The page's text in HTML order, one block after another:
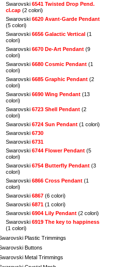
Swarovski 6541 Twisted Drop Pend.
cl.cap (2 colori)
Swarovski 6620 Avant-Garde Pendant
(5 colori)
Swarovski 6656 Galactic Vertical (1
colori)
Swarovski 6670 De-Art Pendant (9
colori)
Swarovski 6680 Cosmic Pendant (1
colori)
Swarovski 6685 Graphic Pendant (2
colori)
Swarovski 6690 Wing Pendant (13
colori)
Swarovski 6723 Shell Pendant (2
colori)
Swarovski 6724 Sun Pendant (1 colori)
Swarovski 6730
Swarovski 6731
Swarovski 6744 Flower Pendant (5
colori)
Swarovski 6754 Butterfly Pendant (3
colori)
Swarovski 6866 Cross Pendant (1
colori)
Swarovski 6867 (6 colori)
Swarovski 6871 (1 colori)
Swarovski 6904 Lily Pendant (2 colori)
Swarovski 6919 The key to happiness
(1 colori)
Plastic Trimmings
Buttons
Metal Trimmings